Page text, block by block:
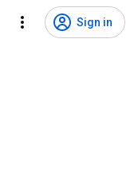
Sign in